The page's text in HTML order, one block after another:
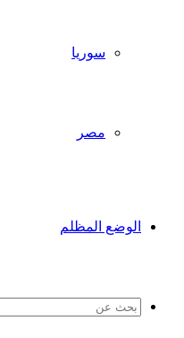
سوريا
مصر
الوضع المظلم